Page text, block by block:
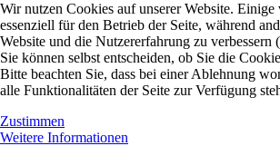
Wir nutzen Cookies auf unserer Website. Einige
essenziell für den Betrieb der Seite, während
Website und die Nutzererfahrung zu verbessern
Sie können selbst entscheiden, ob Sie die
Bitte beachten Sie, dass bei einer Ablehnung
alle Funktionalitäten der Seite zur Verfügung
Zustimmen
Weitere Informationen